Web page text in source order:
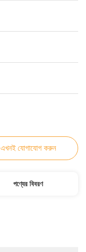
এখনই যোগাযোগ করুন
পণ্যের বিবরণ